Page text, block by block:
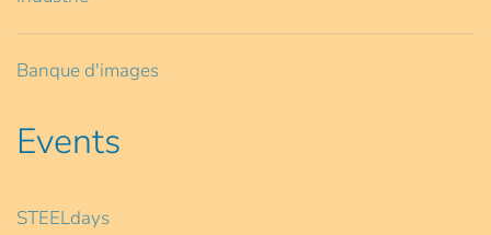
Banque d'images
Events
STEELdays